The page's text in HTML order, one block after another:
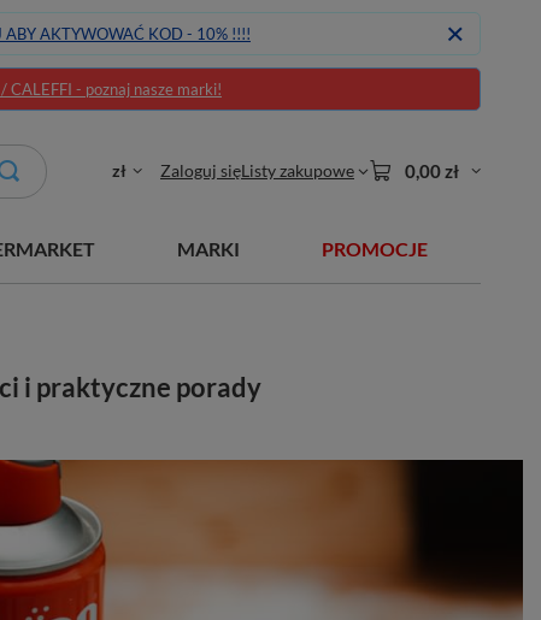
ABY AKTYWOWAĆ KOD - 10% !!!!
CALEFFI - poznaj nasze marki!
zł Zaloguj sięListy zakupowe 0,00 zł
MARKI PROMOCJE
i praktyczne porady